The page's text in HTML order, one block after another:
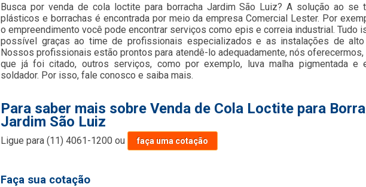
Busca por venda de cola loctite para borracha Jardim São Luiz? A solução ao se
plásticos e borrachas é encontrada por meio da empresa Comercial Lester. Por
o empreendimento você pode encontrar serviços como epis e correia industrial. Tudo
possível graças ao time de profissionais especializados e as instalações de alto
Nossos profissionais estão prontos para atendê-lo adequadamente, nós oferecermos,
que já foi citado, outros serviços, como por exemplo, luva malha pigmentada e
soldador. Por isso, fale conosco e saiba mais.
Para saber mais sobre Venda de Cola Loctite para
Jardim São Luiz
Ligue para(11) 4061-1200 ou faça uma cotação
Faça sua cotação